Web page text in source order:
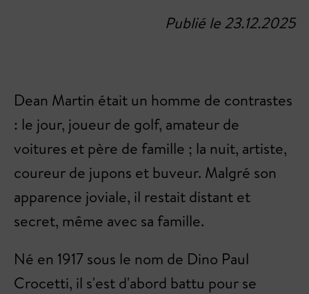
Publié le 23.12.2025
Dean Martin était un homme de contrastes
: le jour, joueur de golf, amateur de
voitures et père de famille ; la nuit, artiste,
coureur de jupons et buveur. Malgré son
apparence joviale, il restait distant et
secret, même avec sa famille.
Né en 1917 sous le nom de Dino Paul
Crocetti, il s'est d'abord battu pour se